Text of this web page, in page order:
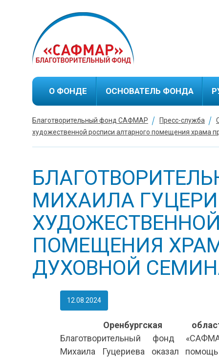
О ФОНДЕ ОСНОВАТЕЛЬ ФОНДА
Биография М.С.Гуцериева
Благотворительная
деятельность М.С.Гуцериева
Благотворительный фонд САФМАР Пресс-служба
художественной росписи алтарного помещения храма
МИХАИЛА
ПОМЕЩЕНИЯ
ДУХОВНОЙ
12.08.2024
Оренбургская
Благотворительный фонд
Михаила Гуцериева оказал